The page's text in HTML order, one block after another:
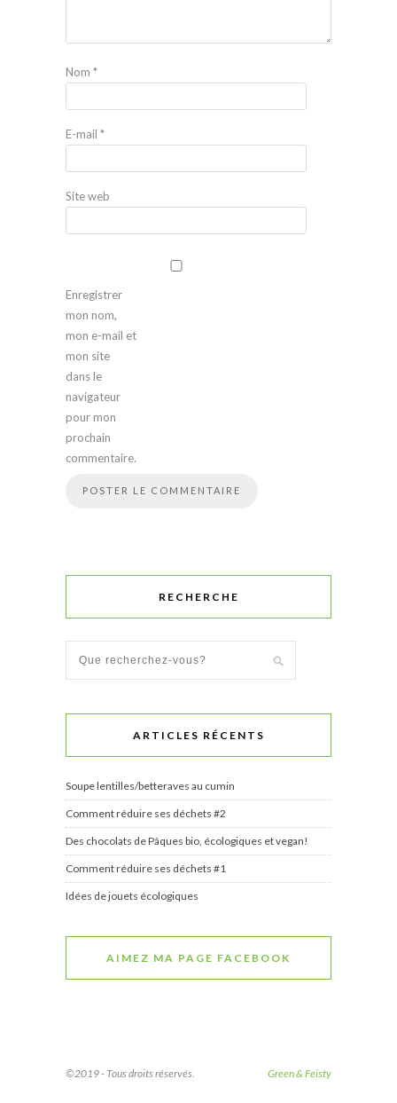
Nom *
E-mail *
Site web
Enregistrer
mon nom,
mon e-mail et
mon site
dans le
navigateur
pour mon
prochain
commentaire.
RECHERCHE
ARTICLES RÉCENTS
Soupe lentilles/betteraves au cumin
Comment réduire ses déchets #2
Des chocolats de Pâques bio, écologiques et vegan!
Comment réduire ses déchets #1
Idées de jouets écologiques
AIMEZ MA PAGE FACEBOOK
©2019 - Tous droits réservés. Green & Feisty